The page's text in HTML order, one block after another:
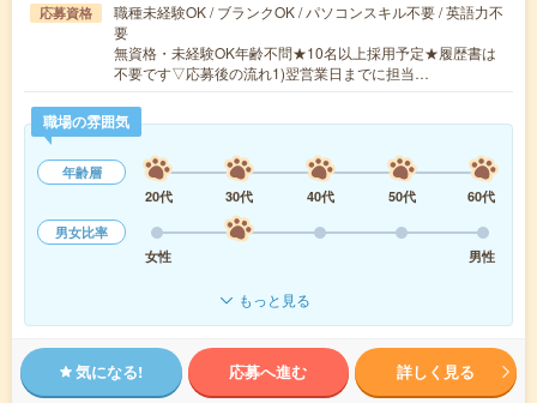
応募資格
職種未経験OK / ブランクOK / パソコンスキル不要 / 英語力不
要
無資格・未経験OK年齢不問★10名以上採用予定★履歴書は
不要です▽応募後の流れ1)翌営業日までに担当…
職場の雰囲気
年齢層
20代
30代 40代 50代
60代
男女比率
女性
男性
もっと見る
気になる! 応募へ進む 詳しく見る